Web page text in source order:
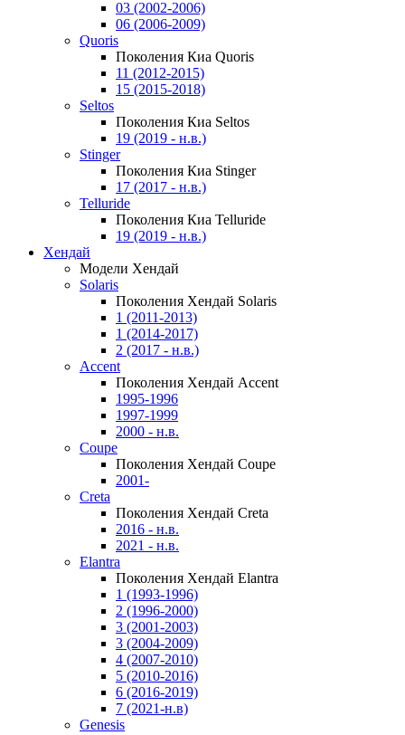
03 (2002-2006)
06 (2006-2009)
Quoris
Поколения Киа Quoris
11 (2012-2015)
15 (2015-2018)
Seltos
Поколения Киа Seltos
19 (2019 - н.в.)
Stinger
Поколения Киа Stinger
17 (2017 - н.в.)
Telluride
Поколения Киа Telluride
19 (2019 - н.в.)
Хендай
Модели Хендай
Solaris
Поколения Хендай Solaris
1 (2011-2013)
1 (2014-2017)
2 (2017 - н.в.)
Accent
Поколения Хендай Accent
1995-1996
1997-1999
2000 - н.в.
Coupe
Поколения Хендай Coupe
2001-
Creta
Поколения Хендай Creta
2016 - н.в.
2021 - н.в.
Elantra
Поколения Хендай Elantra
1 (1993-1996)
2 (1996-2000)
3 (2001-2003)
3 (2004-2009)
4 (2007-2010)
5 (2010-2016)
6 (2016-2019)
7 (2021-н.в)
Genesis